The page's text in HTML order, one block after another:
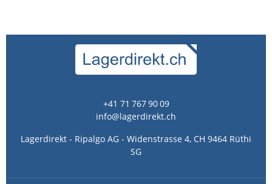
+41 71 767 90 09
info@lagerdirekt.ch
Lagerdirekt - Ripalgo AG - Widenstrasse 4, CH 9464 Rüthi
SG